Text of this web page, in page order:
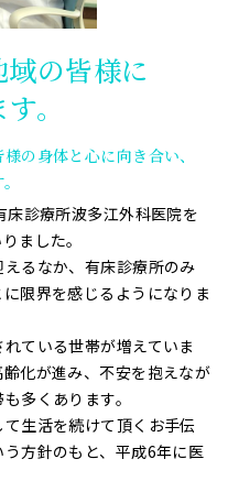
の皆様に
。
の身体と心に向き合い、
診療所波多江外科医院を
ました。
るなか、有床診療所のみ
限界を感じるようになりま
ている世帯が増えていま
化が進み、不安を抱えなが
多くあります。
生活を続けて頂くお手伝
方針のもと、平成6年に医